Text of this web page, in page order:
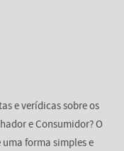
e verídicas sobre os
e Consumidor? O
forma simples e